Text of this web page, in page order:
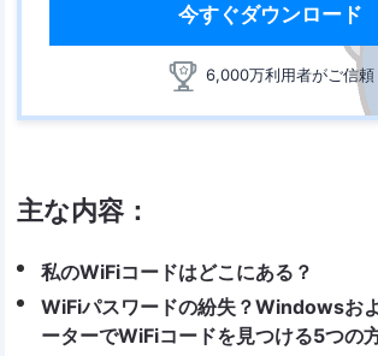
今すぐダウンロード
6,000万利用者がご信頼
主な内容：
私のWiFiコードはどこにある？
WiFiパスワードの紛失？Windowsお
ーターでWiFiコードを見つける5つの